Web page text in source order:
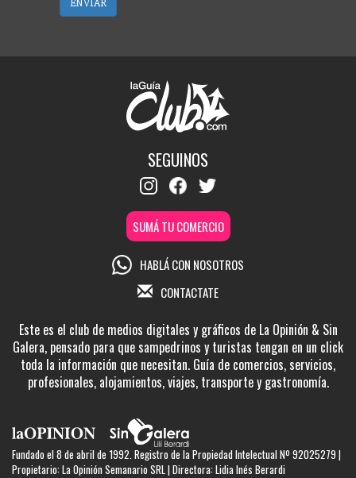
ENVIAR
SEGUINOS
SUMÁ TU COMERCIO
HABLÁ CON NOSOTROS
CONTACTATE
Este es el club de medios digitales y gráficos de La Opinión & Sin
Galera, pensado para que sampedrinos y turistas tengan en un click
toda la información que necesitan. Guía de comercios, servicios,
profesionales, alojamientos, viajes, transporte y gastronomía.
Fundado el 8 de abril de 1992. Registro de la Propiedad Intelectual Nº 92025279 |
Propietario: La Opinión Semanario SRL | Directora: Lidia Inés Berardi